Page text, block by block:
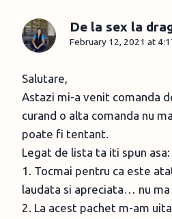
De la sex la
February 12, 2021 at
Salutare,
Astazi mi-a venit comanda
curand o alta comanda nu
poate fi tentant.
Legat de lista ta iti spun asa:
1. Tocmai pentru ca este
laudata si apreciata… nu ma
2. La acest pachet m-am